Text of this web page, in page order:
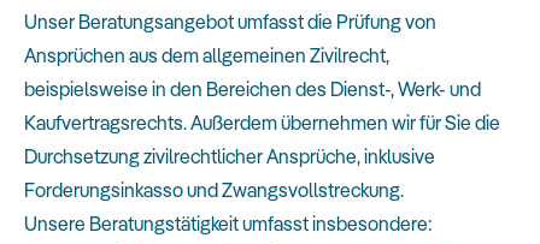
Unser Beratungsangebot umfasst die Prüfung von
Ansprüchen aus dem allgemeinen Zivilrecht,
beispielsweise in den Bereichen des Dienst-, Werk- und
Kaufvertragsrechts. Außerdem übernehmen wir für Sie die
Durchsetzung zivilrechtlicher Ansprüche, inklusive
Forderungsinkasso und Zwangsvollstreckung.
Unsere Beratungstätigkeit umfasst insbesondere: